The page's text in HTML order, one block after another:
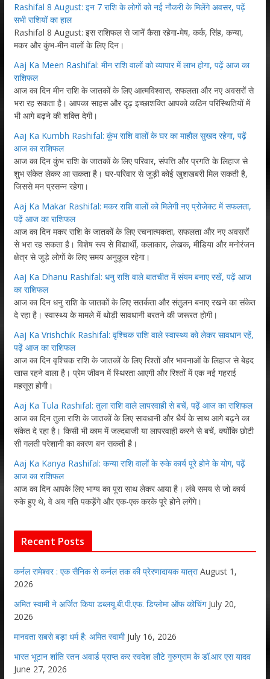
Rashifal 8 August: इन 7 राशि के लोगों को नई नौकरी के मिलेंगे अवसर, पढ़ें
सभी राशियों का हाल
Rashifal 8 August: इस राशिफल से जानें कैसा रहेगा-मेष, कर्क, सिंह, कन्या,
मकर और कुंभ-मीन वालों के लिए दिन।
Aaj Ka Meen Rashifal: मीन राशि वालों को व्यापार में लाभ होगा, पढ़ें आज का
राशिफल
आज का दिन मीन राशि के जातकों के लिए आत्मविश्वास, सफलता और नए अवसरों से
भरा रह सकता है। आपका साहस और दृढ़ इच्छाशक्ति आपको कठिन परिस्थितियों में
भी आगे बढ़ने की शक्ति देगी।
Aaj Ka Kumbh Rashifal: कुंभ राशि वालों के घर का माहौल सुखद रहेगा, पढ़ें
आज का राशिफल
आज का दिन कुंभ राशि के जातकों के लिए परिवार, संपत्ति और प्रगति के लिहाज से
शुभ संकेत लेकर आ सकता है। घर-परिवार से जुड़ी कोई खुशखबरी मिल सकती है,
जिससे मन प्रसन्न रहेगा।
Aaj Ka Makar Rashifal: मकर राशि वालों को मिलेगी नए प्रोजेक्ट में सफलता,
पढ़ें आज का राशिफल
आज का दिन मकर राशि के जातकों के लिए रचनात्मकता, सफलता और नए अवसरों
से भरा रह सकता है। विशेष रूप से विद्यार्थी, कलाकार, लेखक, मीडिया और मनोरंजन
क्षेत्र से जुड़े लोगों के लिए समय अनुकूल रहेगा।
Aaj Ka Dhanu Rashifal: धनु राशि वाले बातचीत में संयम बनाए रखें, पढ़ें आज
का राशिफल
आज का दिन धनु राशि के जातकों के लिए सतर्कता और संतुलन बनाए रखने का संकेत
दे रहा है। स्वास्थ्य के मामले में थोड़ी सावधानी बरतने की जरूरत होगी।
Aaj Ka Vrishchik Rashifal: वृश्चिक राशि वाले स्वास्थ्य को लेकर सावधान रहें,
पढ़ें आज का राशिफल
आज का दिन वृश्चिक राशि के जातकों के लिए रिश्तों और भावनाओं के लिहाज से बेहद
खास रहने वाला है। प्रेम जीवन में स्थिरता आएगी और रिश्तों में एक नई गहराई
महसूस होगी।
Aaj Ka Tula Rashifal: तुला राशि वाले लापरवाही से बचें, पढ़ें आज का राशिफल
आज का दिन तुला राशि के जातकों के लिए सावधानी और धैर्य के साथ आगे बढ़ने का
संकेत दे रहा है। किसी भी काम में जल्दबाजी या लापरवाही करने से बचें, क्योंकि छोटी
सी गलती परेशानी का कारण बन सकती है।
Aaj Ka Kanya Rashifal: कन्या राशि वालों के रुके कार्य पूरे होने के योग, पढ़ें
आज का राशिफल
आज का दिन आपके लिए भाग्य का पूरा साथ लेकर आया है। लंबे समय से जो कार्य
रुके हुए थे, वे अब गति पकड़ेंगे और एक-एक करके पूरे होने लगेंगे।
Recent Posts
कर्नल रामेश्वर : एक सैनिक से कर्नल तक की प्रेरणादायक यात्रा August 1,
2026
अमित स्वामी ने अर्जित किया डब्लयू.बी.पी.एफ. डिप्लोमा ऑफ कोचिंग July 20,
2026
मानवता सबसे बड़ा धर्म है: अमित स्वामी July 16, 2026
भारत भूटान शांति रतन अवार्ड प्राप्त कर स्वदेश लौटे गुरुग्राम के डॉ.आर एस यादव
June 27, 2026